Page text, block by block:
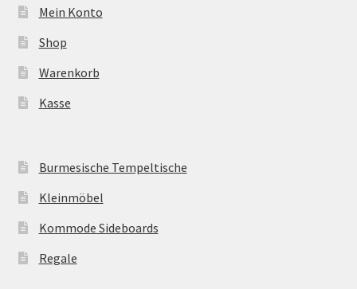
Mein Konto
Shop
Warenkorb
Kasse
Burmesische Tempeltische
Kleinmöbel
Kommode Sideboards
Regale